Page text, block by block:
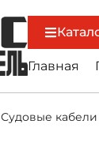
Главная
Судовые кабели